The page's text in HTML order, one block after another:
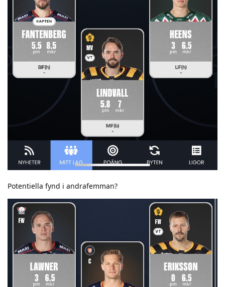
Potentiella fynd i andrafemman?